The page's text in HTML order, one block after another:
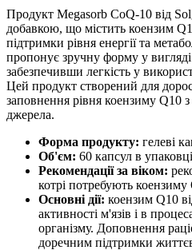
Продукт Megasorb CoQ-10 від
добавкою, що містить коензим
підтримки рівня енергії та
пропонує зручну форму у
забезпечивши легкість у
Цей продукт створений для
заповнення рівня коензиму Q10
джерела.
Форма продукту: гелеві
Об'єм: 60 капсул в
Рекомендації за віком:
котрі потребують коензиму
Основні дії: коензим Q10
активності м'язів і в
організму. Доповнення
доречним підтримки